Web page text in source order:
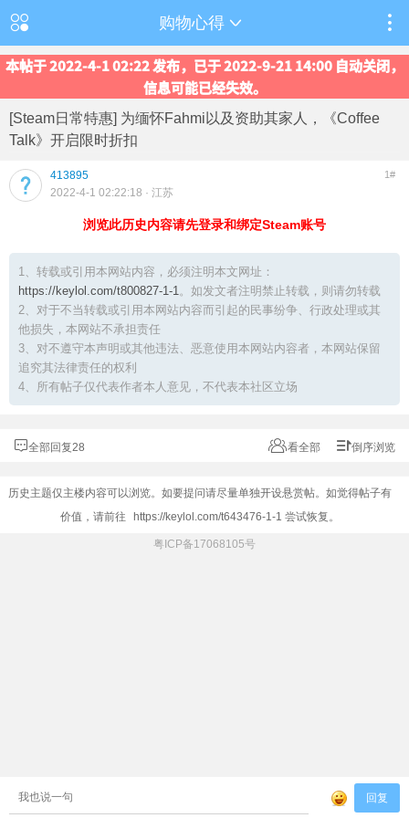
购物心得
本帖于 2022-4-1 02:22 发布，已于 2022-9-21 14:00 自动关闭，
信息可能已经失效。
[Steam日常特惠] 为缅怀Fahmi以及资助其家人，《Coffee
Talk》开启限时折扣
413895 1#
2022-4-1 02:22:18 · 江苏
浏览此历史内容请先登录和绑定Steam账号
1、转载或引用本网站内容，必须注明本文网址：
https://keylol.com/t800827-1-1。如发文者注明禁止转载，则请勿转载
2、对于不当转载或引用本网站内容而引起的民事纷争、行政处理或其
他损失，本网站不承担责任
3、对不遵守本声明或其他违法、恶意使用本网站内容者，本网站保留
追究其法律责任的权利
4、所有帖子仅代表作者本人意见，不代表本社区立场
全部回复28 看全部 倒序浏览
历史主题仅主楼内容可以浏览。如要提问请尽量单独开设悬赏帖。如觉得帖子有
价值，请前往
https://keylol.com/t643476-1-1 尝试恢复。
粤ICP备17068105号